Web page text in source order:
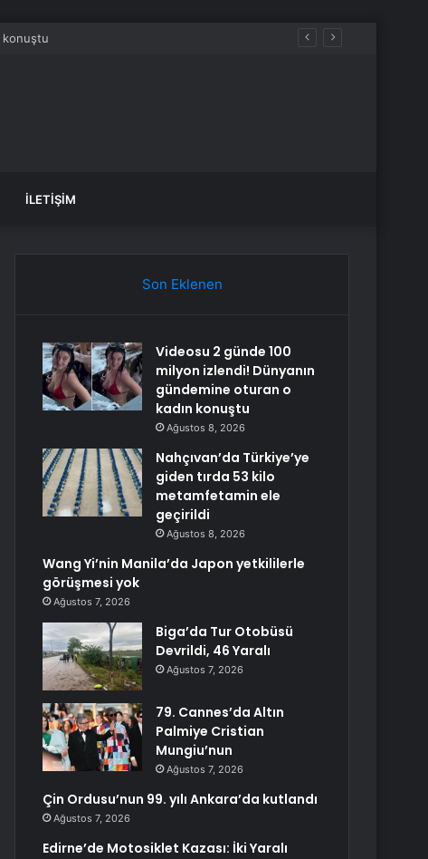
İLETIŞIM
Son Eklenen
Videosu 2 günde 100
milyon izlendi! Dünyanın
gündemine oturan o
kadın konuştu
Ağustos 8, 2026
Nahçıvan’da Türkiye’ye
giden tırda 53 kilo
metamfetamin ele
geçirildi
Ağustos 8, 2026
Wang Yi’nin Manila’da Japon yetkililerle
görüşmesi yok
Ağustos 7, 2026
Biga’da Tur Otobüsü
Devrildi, 46 Yaralı
Ağustos 7, 2026
79. Cannes’da Altın
Palmiye Cristian
Mungiu’nun
Ağustos 7, 2026
Çin Ordusu’nun 99. yılı Ankara’da kutlandı
Ağustos 7, 2026
Edirne’de Motosiklet Kazası: İki Yaralı